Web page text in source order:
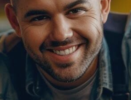
docente
Habilitación para la
Grados A, B y C del